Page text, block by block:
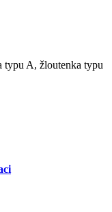
typu A, žloutenka typu